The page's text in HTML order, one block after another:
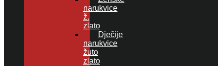
narukvice
ž.
zlato
Dječije
narukvice
žuto
zlato